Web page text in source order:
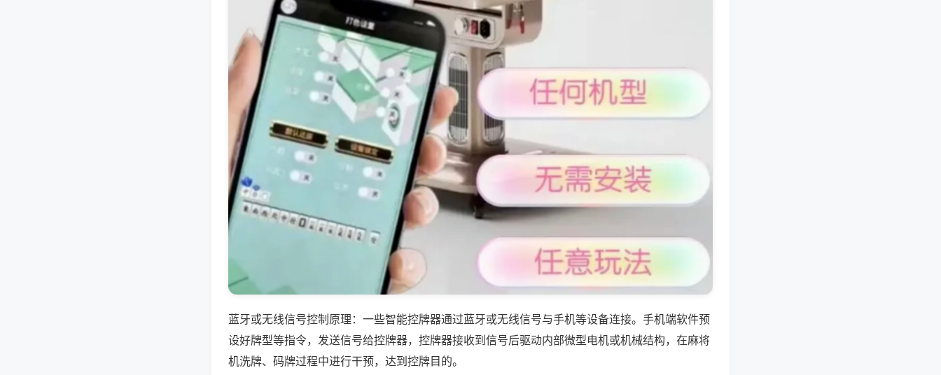
蓝牙或无线信号控制原理：一些智能控牌器通过蓝牙或无线信号与手机等设备连接。手机端软件预
设好牌型等指令，发送信号给控牌器，控牌器接收到信号后驱动内部微型电机或机械结构，在麻将
机洗牌、码牌过程中进行干预，达到控牌目的。